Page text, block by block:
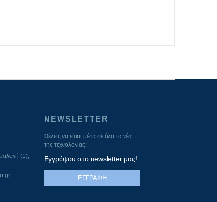
(1),
NEWSLETTER
Θέλεις να είσαι μέσα σε όλα τα νέα
της τεχνολογίας;
Εγγράψου στο newsletter μας!
ΕΓΓΡΑΦΗ